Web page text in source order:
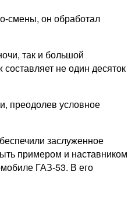
смены, он обработал
так и большой
не один десяток
преодолев условное
заслуженное
примером и наставником
ГАЗ‑53. В его